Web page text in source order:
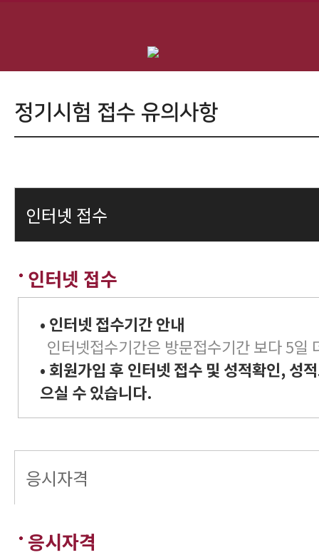
정기시험 접수 유의사항
인터넷 접수
인터넷 접수
• 인터넷 접수기간 안내
인터넷접수기간은 방문접수기간 보다 5일
• 회원가입 후 인터넷 접수 및 성적확인, 성
으실 수 있습니다.
응시자격
응시자격